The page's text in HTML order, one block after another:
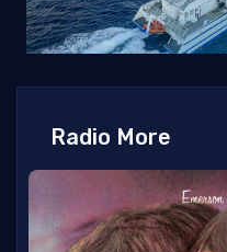
Radio More